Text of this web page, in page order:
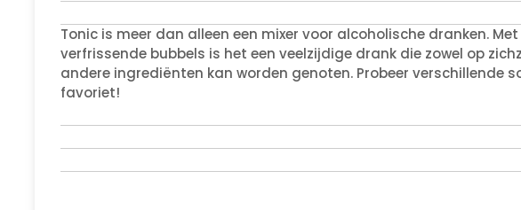
Tonic is meer dan alleen een mixer voor alcoholische dranken.
verfrissende bubbels is het een veelzijdige drank die zowel op
andere ingrediënten kan worden genoten. Probeer verschillende
favoriet!